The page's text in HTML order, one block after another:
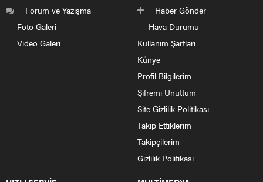
Forum ve Yazışma
Foto Galeri
Video Galeri
Haber Gönder
Hava Durumu
Kullanım Şartları
Künye
Profil Bilgilerim
Şifremi Unuttum
Site Gizlilik Politikası
Takip Ettiklerim
Takipçilerim
Gizlilik Politikası